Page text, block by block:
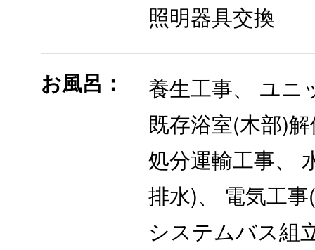
照明器具交換
お風呂：
養生工事、 ユニ
既存浴室(木部)
処分運輸工事、
排水)、 電気工
システムバス組